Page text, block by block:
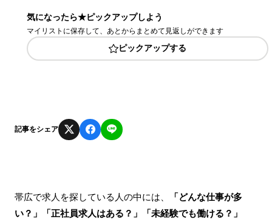
気になったら★ピックアップしよう
マイリストに保存して、あとからまとめて見返しができます
ピックアップする
記事をシェア
帯広で求人を探している人の中には、
「どんな仕事が多
い？」「正社員求人はある？」「未経験でも働ける？」